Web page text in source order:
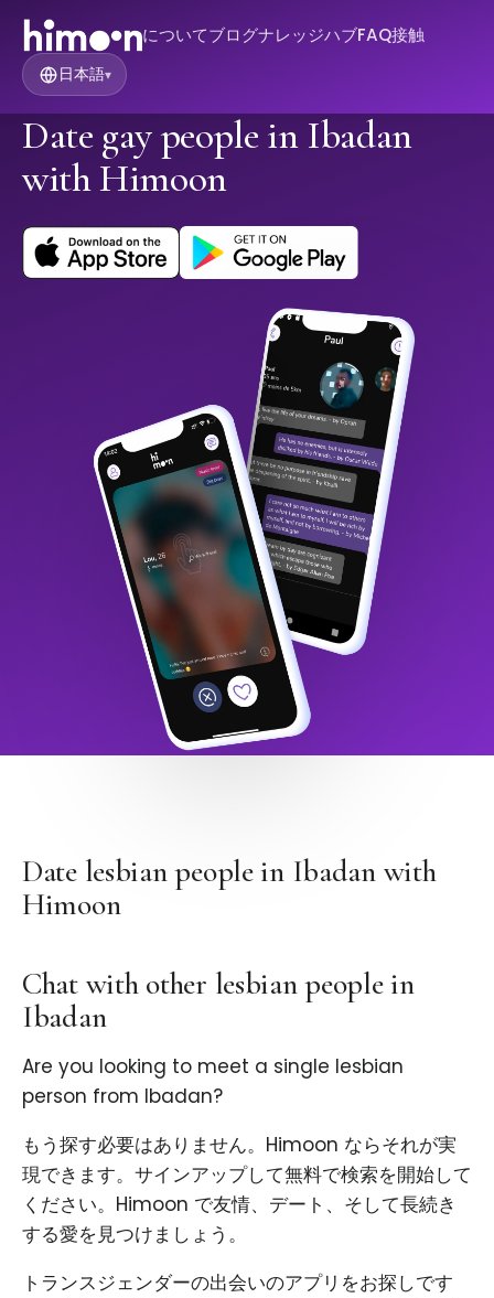
についてブログナレッジハブFAQ接触
日本語▾
Date gay people in Ibadan
with Himoon
Date lesbian people in Ibadan with
Himoon
Chat with other lesbian people in
Ibadan
Are you looking to meet a single lesbian
person from Ibadan?
もう探す必要はありません。Himoon ならそれが実
現できます。サインアップして無料で検索を開始して
ください。Himoon で友情、デート、そして長続き
する愛を見つけましょう。
トランスジェンダーの出会いのアプリをお探しです